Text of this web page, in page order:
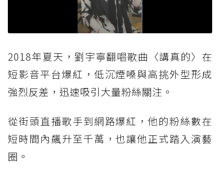
2018年夏天，劉宇寧翻唱歌曲〈講真的〉在
短影音平台爆紅，低沉煙嗓與高挑外型形成
強烈反差，迅速吸引大量粉絲關注。
從街頭直播歌手到網路爆紅，他的粉絲數在
短時間內飆升至千萬，也讓他正式踏入演藝
圈。